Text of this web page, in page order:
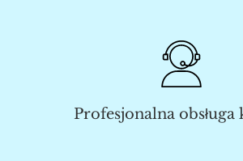
Profesjonalna obsługa